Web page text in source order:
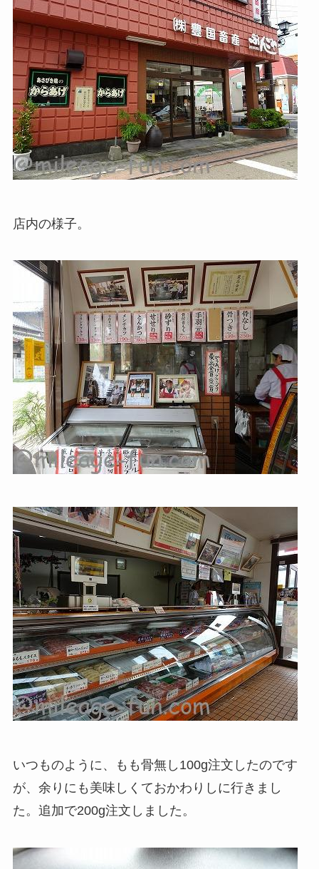
店内の様子。
いつものように、もも骨無し100g注文したのです
が、余りにも美味しくておかわりしに行きまし
た。追加で200g注文しました。